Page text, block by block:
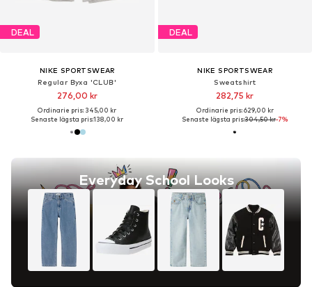
DEAL
NIKE SPORTSWEAR
Regular Byxa 'CLUB'
276,00 kr
Ordinarie pris: 345,00 kr
Senaste lägsta pris:138,00 kr
Everyday School Looks
DEAL
NIKE SPORTSWEAR
Sweatshirt
282,75 kr
Ordinarie pris: 629,00 kr
Senaste lägsta pris:304,50 kr-7%